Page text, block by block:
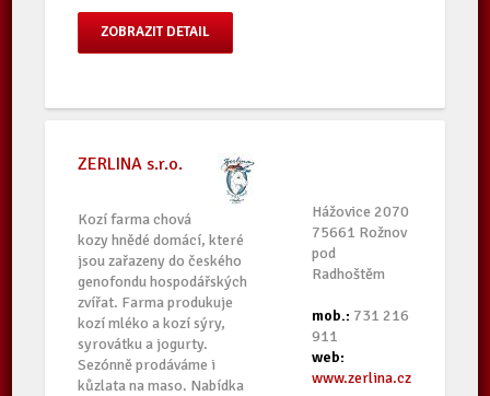
ZOBRAZIT DETAIL
Hážovice 2070
75661 Rožnov
pod
Radhoštěm
mob.: 731 216
911
web:
www.zerlina.cz
ZERLINA s.r.o.
Kozí farma chová
kozy hnědé domácí, které
jsou zařazeny do českého
genofondu hospodářských
zvířat. Farma produkuje
kozí mléko a kozí sýry,
syrovátku a jogurty.
Sezónně prodáváme i
kůzlata na maso. Nabídka